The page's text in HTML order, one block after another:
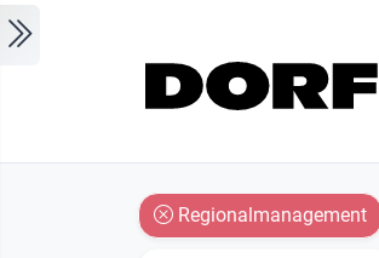
Regionalmanagement